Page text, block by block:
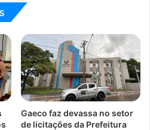
Gaeco faz devassa no setor
de licitações da Prefeitura